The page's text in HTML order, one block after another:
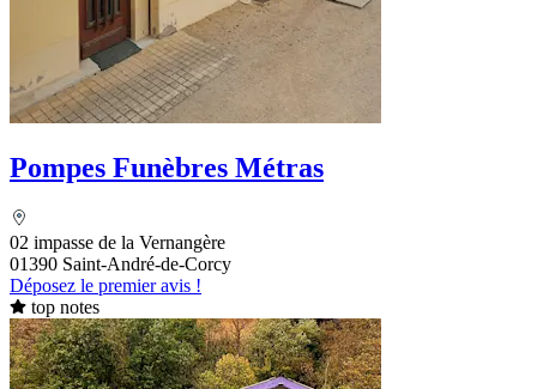
Pompes Funèbres Métras
02 impasse de la Vernangère
01390 Saint-André-de-Corcy
Déposez le premier avis !
top notes